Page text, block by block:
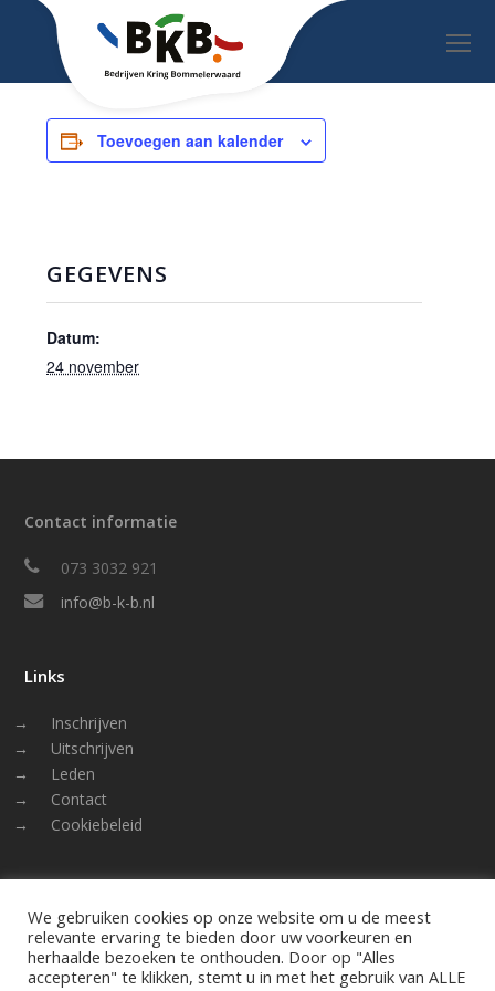
Toevoegen aan kalender
GEGEVENS
Datum:
24 november
Contact informatie
073 3032 921
info@b-k-b.nl
Links
Inschrijven
Uitschrijven
Leden
Contact
Cookiebeleid
LinkedIn
We gebruiken cookies op onze website om u de meest
relevante ervaring te bieden door uw voorkeuren en
herhaalde bezoeken te onthouden. Door op "Alles
accepteren" te klikken, stemt u in met het gebruik van ALLE